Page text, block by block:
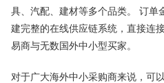
具、汽配、建材等多个品类。 订单
建完整的在线供应链系统，直接连
易商与无数国外中小型买家。
对于广大海外中小采购商来说，可